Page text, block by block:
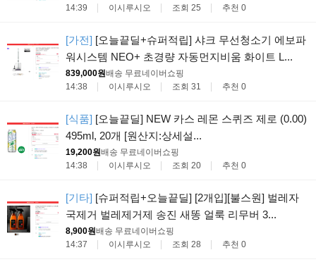
14:39
이시루시오 조회 25 추천 0
[가전] [오늘끝딜+슈퍼적립] 샤크 무선청소기 에보파
워시스템 NEO+ 초경량 자동먼지비움 화이트 L...
839,000원배송 무료네이버쇼핑
14:38
이시루시오 조회 31 추천 0
[식품] [오늘끝딜] NEW 카스 레몬 스퀴즈 제로 (0.00)
495ml, 20개 [원산지:상세설...
19,200원배송 무료네이버쇼핑
14:38
이시루시오 조회 20 추천 0
[기타] [슈퍼적립+오늘끝딜] [2개입][불스원] 벌레자
국제거 벌레제거제 송진 새똥 얼룩 리무버 3...
8,900원배송 무료네이버쇼핑
14:37
이시루시오 조회 28 추천 0